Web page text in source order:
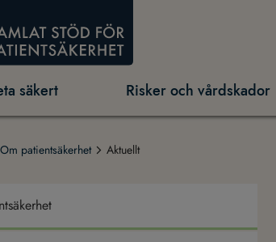
säkert Risker och vårdskador
Om patientsäkerhet Aktuellt